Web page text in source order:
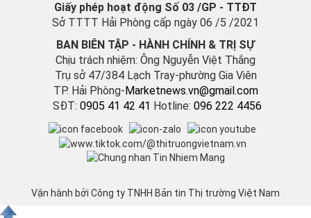
Giấy phép hoạt động Số 03 /GP - TTĐT
Sở TTTT Hải Phòng cấp ngày 06 /5 /2021
BAN BIÊN TẬP - HÀNH CHÍNH & TRỊ SỰ
Chịu trách nhiệm: Ông Nguyễn Việt Thắng
Trụ sở 47/384 Lạch Tray-phường Gia Viên
TP. Hải Phòng- Marketnews.vn@gmail.com
SĐT: 0905 41 42 41 Hotline: 096 222 4456
Vận hành bởi Công ty TNHH Bản tin Thị trường Việt Nam